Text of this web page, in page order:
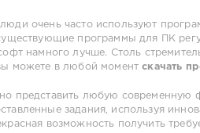
очень часто используют
программы для ПК
намного лучше. Столь
можете в любой моментскачать
представить любую современную
задания, используя
возможность получить